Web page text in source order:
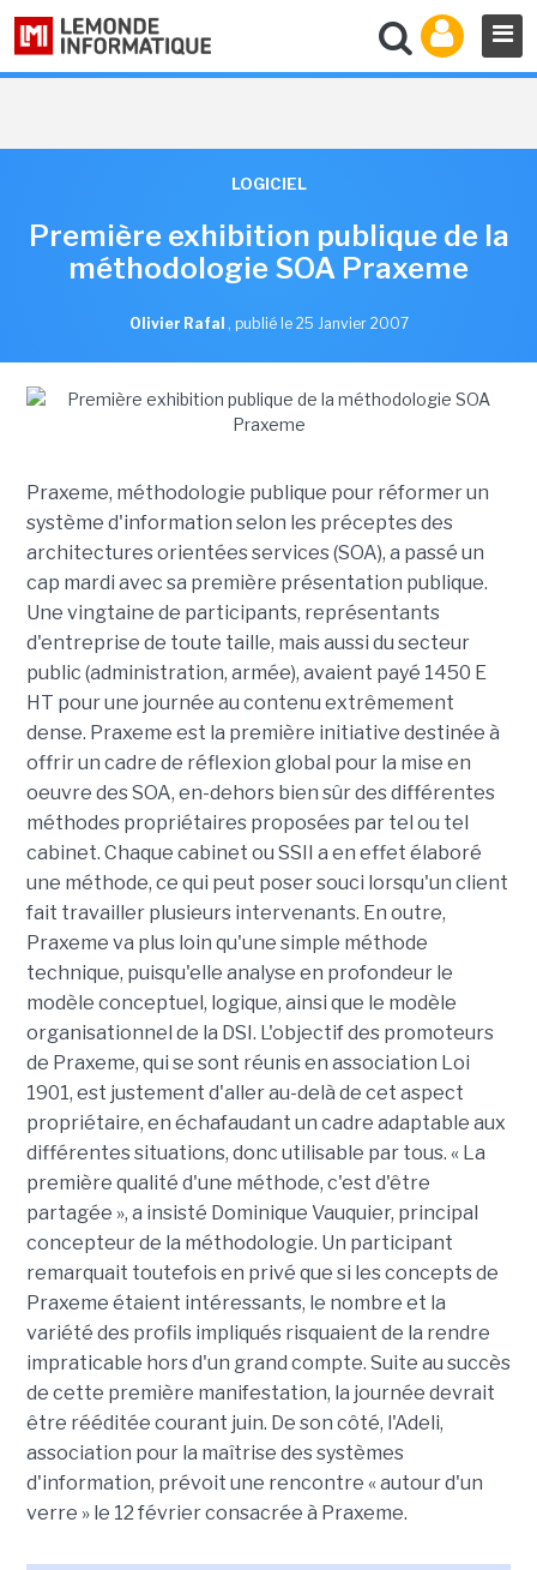
LOGICIEL
Première exhibition publique de la
méthodologie SOA Praxeme
Olivier Rafal , publié le 25 Janvier 2007
Praxeme, méthodologie publique pour réformer un
système d'information selon les préceptes des
architectures orientées services (SOA), a passé un
cap mardi avec sa première présentation publique.
Une vingtaine de participants, représentants
d'entreprise de toute taille, mais aussi du secteur
public (administration, armée), avaient payé 1450 E
HT pour une journée au contenu extrêmement
dense. Praxeme est la première initiative destinée à
offrir un cadre de réflexion global pour la mise en
oeuvre des SOA, en-dehors bien sûr des différentes
méthodes propriétaires proposées par tel ou tel
cabinet. Chaque cabinet ou SSII a en effet élaboré
une méthode, ce qui peut poser souci lorsqu'un client
fait travailler plusieurs intervenants. En outre,
Praxeme va plus loin qu'une simple méthode
technique, puisqu'elle analyse en profondeur le
modèle conceptuel, logique, ainsi que le modèle
organisationnel de la DSI. L'objectif des promoteurs
de Praxeme, qui se sont réunis en association Loi
1901, est justement d'aller au-delà de cet aspect
propriétaire, en échafaudant un cadre adaptable aux
différentes situations, donc utilisable par tous. « La
première qualité d'une méthode, c'est d'être
partagée », a insisté Dominique Vauquier, principal
concepteur de la méthodologie. Un participant
remarquait toutefois en privé que si les concepts de
Praxeme étaient intéressants, le nombre et la
variété des profils impliqués risquaient de la rendre
impraticable hors d'un grand compte. Suite au succès
de cette première manifestation, la journée devrait
être rééditée courant juin. De son côté, l'Adeli,
association pour la maîtrise des systèmes
d'information, prévoit une rencontre « autour d'un
verre » le 12 février consacrée à Praxeme.